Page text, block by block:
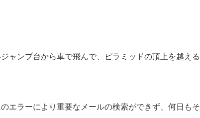
ャンプ台から車で飛んで、ピラミッドの頂上を越える
エラーにより重要なメールの検索ができず、何日もそ